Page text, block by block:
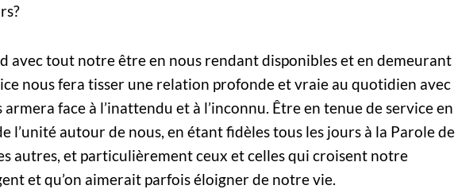
avec tout notre être en nous rendant disponibles et en demeurant
nous fera tisser une relation profonde et vraie au quotidien avec
face à l’inattendu et à l’inconnu. Être en tenue de service en
l’unité autour de nous, en étant fidèles tous les jours à la Parole de
autres, et particulièrement ceux et celles qui croisent notre
et qu’on aimerait parfois éloigner de notre vie.